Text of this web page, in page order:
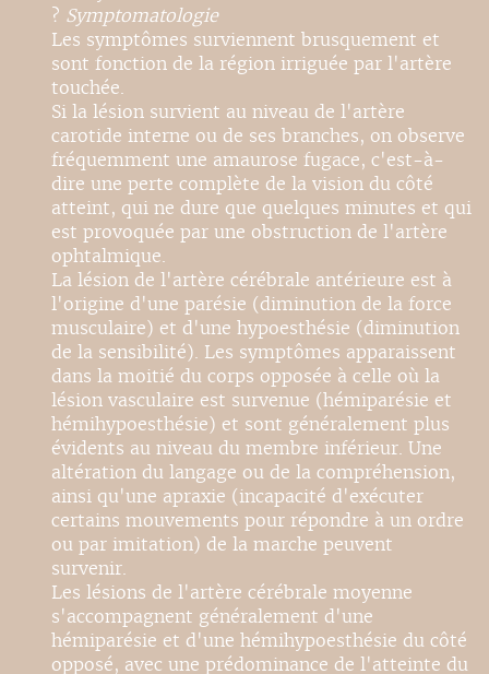
? Symptomatologie
Les symptômes surviennent brusquement et
sont fonction de la région irriguée par l'artère
touchée.
Si la lésion survient au niveau de l'artère
carotide interne ou de ses branches, on observe
fréquemment une amaurose fugace, c'est-à-
dire une perte complète de la vision du côté
atteint, qui ne dure que quelques minutes et qui
est provoquée par une obstruction de l'artère
ophtalmique.
La lésion de l'artère cérébrale antérieure est à
l'origine d'une parésie (diminution de la force
musculaire) et d'une hypoesthésie (diminution
de la sensibilité). Les symptômes apparaissent
dans la moitié du corps opposée à celle où la
lésion vasculaire est survenue (hémiparésie et
hémihypoesthésie) et sont généralement plus
évidents au niveau du membre inférieur. Une
altération du langage ou de la compréhension,
ainsi qu'une apraxie (incapacité d'exécuter
certains mouvements pour répondre à un ordre
ou par imitation) de la marche peuvent
survenir.
Les lésions de l'artère cérébrale moyenne
s'accompagnent généralement d'une
hémiparésie et d'une hémihypoesthésie du côté
opposé, avec une prédominance de l'atteinte du